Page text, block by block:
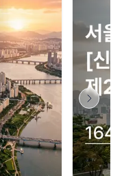
안내
지도를 불러올 수 없습니다.
송합니다.